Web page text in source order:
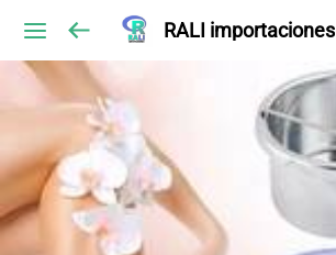
RALI importaciones